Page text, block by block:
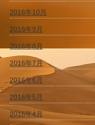
2016年10月
2016年9月
2016年8月
2016年7月
2016年6月
2016年5月
2016年4月